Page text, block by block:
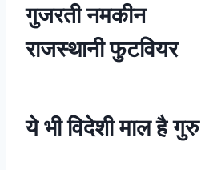
गुजरती नमकीन
राजस्थानी फुटवियर
ये भीविदेशीमाल है गुरु